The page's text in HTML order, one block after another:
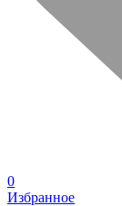
0
Избранное